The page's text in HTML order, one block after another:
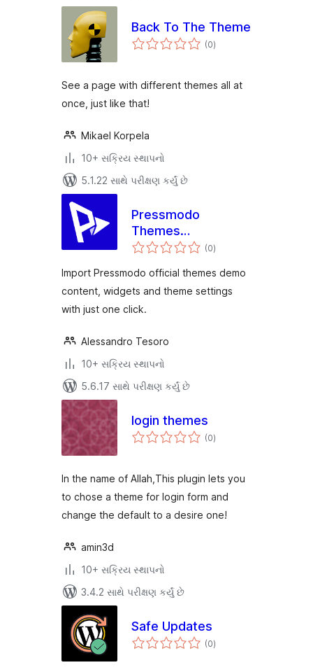
Back To The Theme
(0કુલ
રેટિંગ્સ
)
See a page with different themes all at
once, just like that!
Mikael Korpela
10+ સક્રિય સ્થાપનો
5.1.22 સાથે પરીક્ષણ કર્યું છે
Pressmodo
Themes
Onboarding (0કુલ
રેટિંગ્સ
)
Import Pressmodo official themes demo
content, widgets and theme settings
with just one click.
Alessandro Tesoro
10+ સક્રિય સ્થાપનો
5.6.17 સાથે પરીક્ષણ કર્યું છે
login themes
(0કુલ
રેટિંગ્સ
)
In the name of Allah,This plugin lets you
to chose a theme for login form and
change the default to a desire one!
amin3d
10+ સક્રિય સ્થાપનો
3.4.2 સાથે પરીક્ષણ કર્યું છે
Safe Updates
(0કુલ
રેટિંગ્સ
)